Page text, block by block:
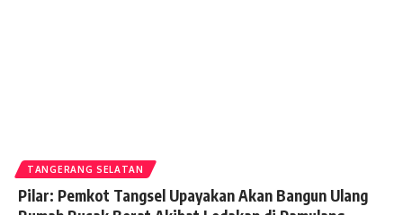
TANGERANG SELATAN
Pilar: Pemkot Tangsel Upayakan Akan Bangun Ulang